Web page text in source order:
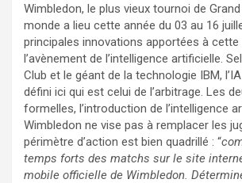
Wimbledon, le plus vieux tournoi de
monde a lieu cette année du 03 au 16
principales innovations apportées à
l’avènement de l’intelligence artificielle.
Club et le géant de la technologie IBM,
défini ici qui est celui de l’arbitrage. Les
formelles, l’introduction de l’intelligence
Wimbledon ne vise pas à remplacer les
périmètre d’action est bien quadrillé : “
temps forts des matchs sur le site
mobile officielle de Wimbledon.